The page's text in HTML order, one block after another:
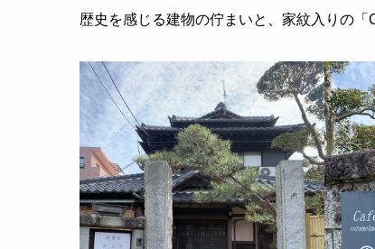
歴史を感じる建物の佇まいと、家紋入りの「